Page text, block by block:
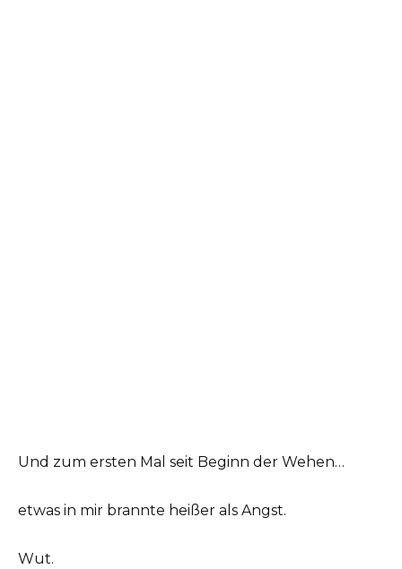
Und zum ersten Mal seit Beginn der Wehen…
etwas in mir brannte heißer als Angst.
Wut.